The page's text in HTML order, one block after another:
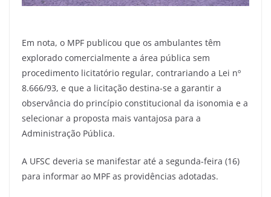
Em nota, o MPF publicou que os ambulantes têm
explorado comercialmente a área pública sem
procedimento licitatório regular, contrariando a Lei nº
8.666/93, e que a licitação destina-se a garantir a
observância do princípio constitucional da isonomia e a
selecionar a proposta mais vantajosa para a
Administração Pública.
A UFSC deveria se manifestar até a segunda-feira (16)
para informar ao MPF as providências adotadas.